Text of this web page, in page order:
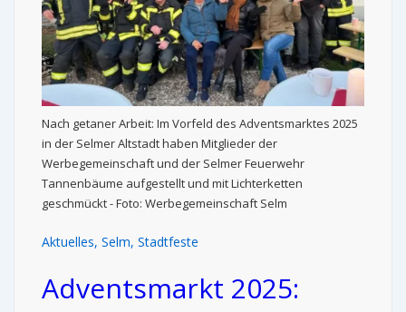
Nach getaner Arbeit: Im Vorfeld des Adventsmarktes 2025
in der Selmer Altstadt haben Mitglieder der
Werbegemeinschaft und der Selmer Feuerwehr
Tannenbäume aufgestellt und mit Lichterketten
geschmückt - Foto: Werbegemeinschaft Selm
Aktuelles, Selm, Stadtfeste
Adventsmarkt 2025: